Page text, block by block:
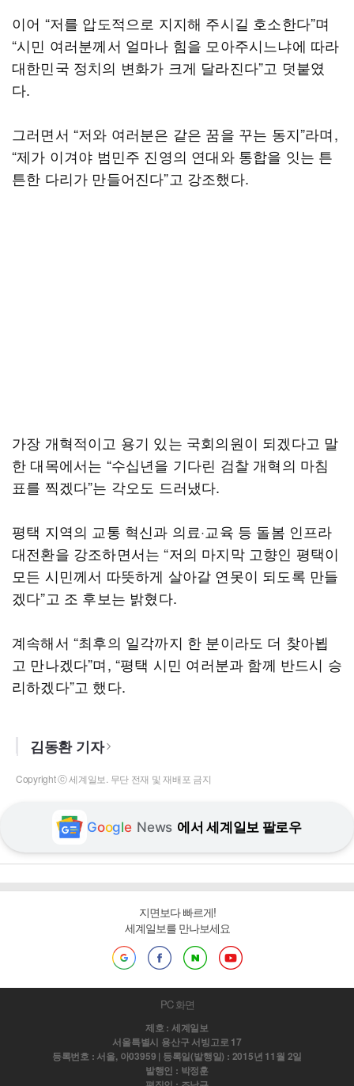
이어 “저를 압도적으로 지지해 주시길 호소한다”며
“시민 여러분께서 얼마나 힘을 모아주시느냐에 따라
대한민국 정치의 변화가 크게 달라진다”고 덧붙였
다.
그러면서 “저와 여러분은 같은 꿈을 꾸는 동지”라며,
“제가 이겨야 범민주 진영의 연대와 통합을 잇는 튼
튼한 다리가 만들어진다”고 강조했다.
가장 개혁적이고 용기 있는 국회의원이 되겠다고 말
한 대목에서는 “수십년을 기다린 검찰 개혁의 마침
표를 찍겠다”는 각오도 드러냈다.
평택 지역의 교통 혁신과 의료·교육 등 돌봄 인프라
대전환을 강조하면서는 “저의 마지막 고향인 평택이
모든 시민께서 따뜻하게 살아갈 연못이 되도록 만들
겠다”고 조 후보는 밝혔다.
계속해서 “최후의 일각까지 한 분이라도 더 찾아뵙
고 만나겠다”며, “평택 시민 여러분과 함께 반드시 승
리하겠다”고 했다.
김동환 기자
Copyright ⓒ 세계일보. 무단 전재 및 재배포 금지
Google News 에서 세계일보 팔로우
지면보다 빠르게!
세계일보를 만나보세요
PC 화면
제호 : 세계일보
서울특별시 용산구 서빙고로 17
등록번호 : 서울, 아03959 | 등록일(발행일) : 2015년 11월 2일
발행인 : 박정훈